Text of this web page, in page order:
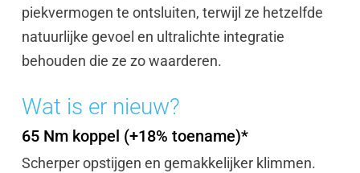
piekvermogen te ontsluiten, terwijl ze hetzelfde
natuurlijke gevoel en ultralichte integratie
behouden die ze zo waarderen.
Wat is er nieuw?
65 Nm koppel (+18% toename)*
Scherper opstijgen en gemakkelijker klimmen.